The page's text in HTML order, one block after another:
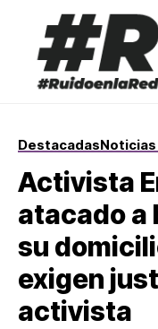
Destacadas
Activista
atacado a
su
exigen
activista